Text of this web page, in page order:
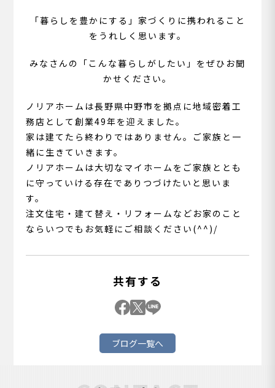
「暮らしを豊かにする」家づくりに携われること
をうれしく思います。
みなさんの「こんな暮らしがしたい」をぜひお聞
かせください。
ノリアホームは長野県中野市を拠点に地域密着工
務店として創業49年を迎えました。
家は建てたら終わりではありません。ご家族と一
緒に生きていきます。
ノリアホームは大切なマイホームをご家族ととも
に守っていける存在でありつづけたいと思いま
す。
注文住宅・建て替え・リフォームなどお家のこと
ならいつでもお気軽にご相談ください(^^)/
共有する
ブログ一覧へ